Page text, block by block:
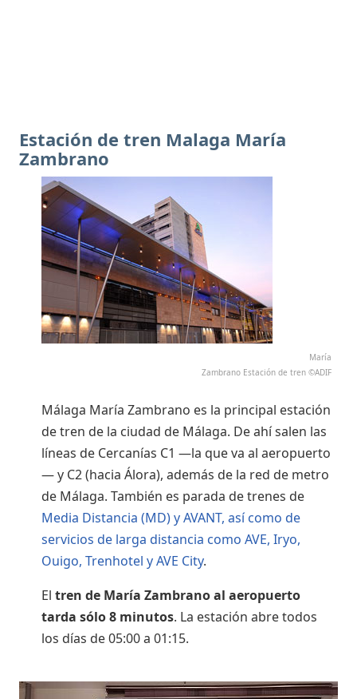
Estación de tren Malaga María
Zambrano
María
Zambrano Estación de tren ©ADIF
Málaga María Zambrano es la principal estación
de tren de la ciudad de Málaga. De ahí salen las
líneas de Cercanías C1 —la que va al aeropuerto
— y C2 (hacia Álora), además de la red de metro
de Málaga. También es parada de trenes de
Media Distancia (MD) y AVANT, así como de
servicios de larga distancia como AVE, Iryo,
Ouigo, Trenhotel y AVE City.
El tren de María Zambrano al aeropuerto
tarda sólo 8 minutos. La estación abre todos
los días de 05:00 a 01:15.